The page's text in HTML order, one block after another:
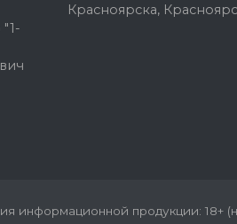
Красноярска,
информационной продукции: 18+